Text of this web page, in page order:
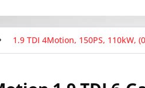
1.9 TDI 4Motion, 150PS, 110kW,